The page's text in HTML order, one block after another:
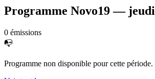
Programme Novo19—
0 émissions
📭
Programme non disponible pour cette période.